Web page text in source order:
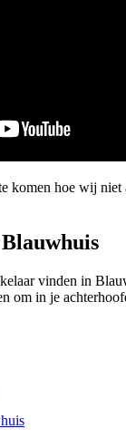
komen hoe wij
vinden in
om in je